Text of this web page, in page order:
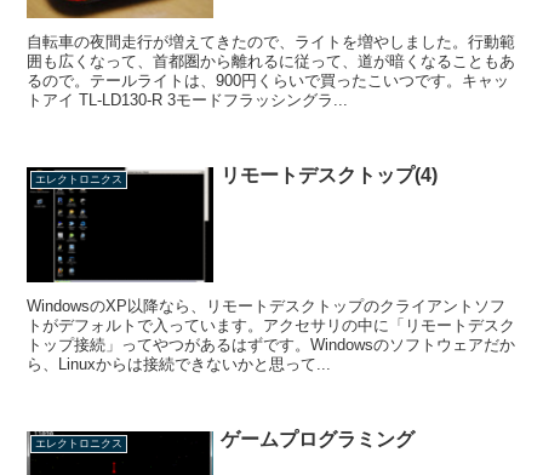
自転車の夜間走行が増えてきたので、ライトを増やしました。行動範
囲も広くなって、首都圏から離れるに従って、道が暗くなることもあ
るので。テールライトは、900円くらいで買ったこいつです。キャッ
トアイ TL-LD130-R 3モードフラッシングラ...
エレクトロニクス リモートデスクトップ(4)
WindowsのXP以降なら、リモートデスクトップのクライアントソフ
トがデフォルトで入っています。アクセサリの中に「リモートデスク
トップ接続」ってやつがあるはずです。Windowsのソフトウェアだか
ら、Linuxからは接続できないかと思って...
エレクトロニクス ゲームプログラミング